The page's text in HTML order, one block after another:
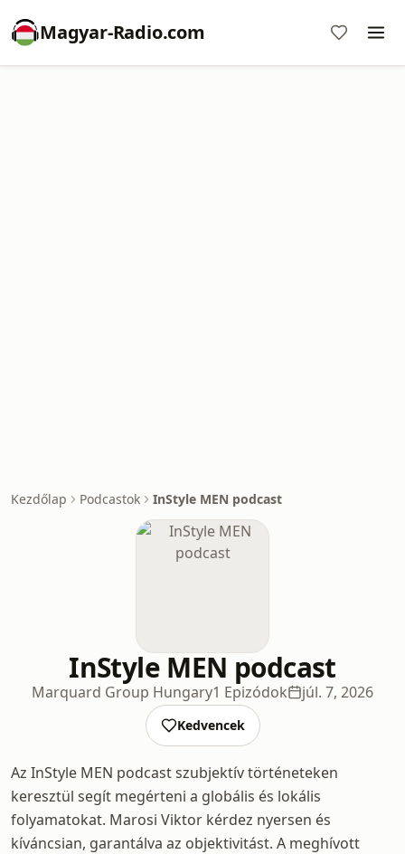
Magyar-Radio.com
Kezdőlap Podcastok InStyle MEN podcast
InStyle MEN podcast
Marquard Group Hungary1 Epizódok júl. 7, 2026
Kedvencek
Az InStyle MEN podcast szubjektív történeteken
keresztül segít megérteni a globális és lokális
folyamatokat. Marosi Viktor kérdez nyersen és
kíváncsian, garantálva az objektivitást. A meghívott